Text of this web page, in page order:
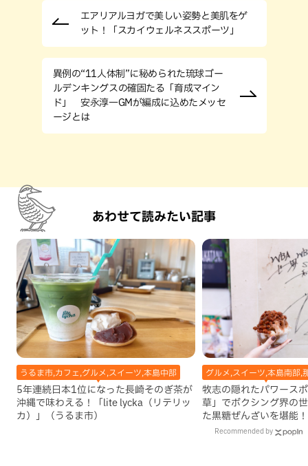
エアリアルヨガで美しい姿勢と美肌をゲ
ット！「スカイウェルネススポーツ」
異例の“11人体制”に秘められた琉球ゴー
ルデンキングスの確固たる「育成マイン
ド」 安永淳一GMが編成に込めたメッセ
ージとは
あわせて読みたい記事
うるま市,カフェ,グルメ,スイーツ,本島中部
5年連続日本1位になった長崎そのぎ茶が
沖縄で味わえる！「lite lycka（リテリッ
カ）」（うるま市）
グルメ,スイーツ,本島南部,
牧志の隠れたパワース
草」でボクシング界の
た黒糖ぜんざいを堪能
手作りケーキも要チェ
Recommended by